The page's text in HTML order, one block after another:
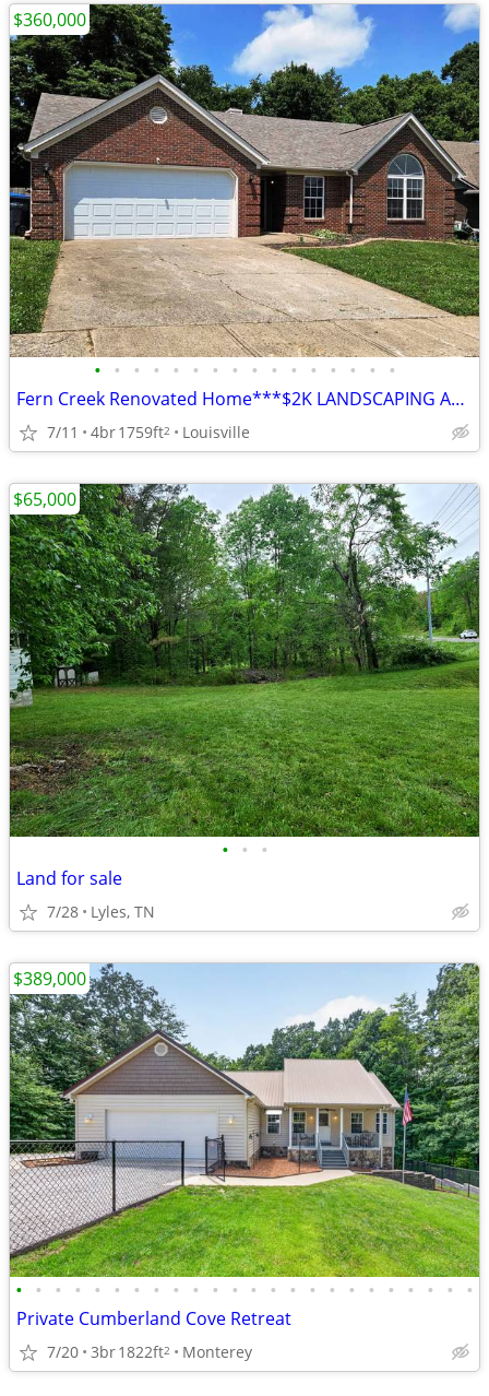
• • • • • • • • • • • • • • • •
Fern Creek Renovated Home***$2K LANDSCAPING ALLOWANCE***
7/11 4br1759ft2 Louisville
$360,000
• • •
Land for sale
7/28 Lyles, TN
$65,000
• • • • • • • • • • • • • • • • • • • • • • • •
Private Cumberland Cove Retreat
7/20 3br1822ft2 Monterey
$389,000